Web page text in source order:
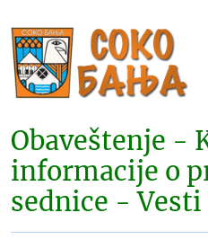
Obaveštenje -
informacije o
sednice - Vesti